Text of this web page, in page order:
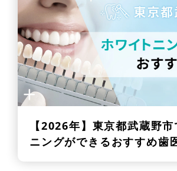
【2026年】 東京都武蔵野市
ニングができるおすすめ歯